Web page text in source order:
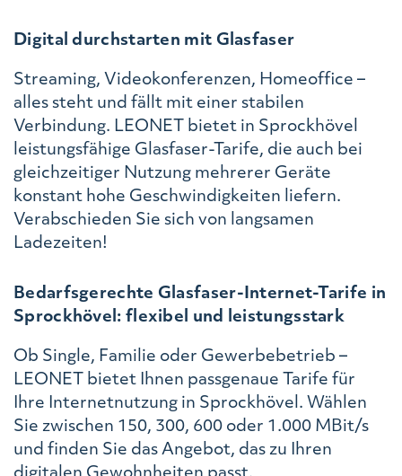
Digital durchstarten mit Glasfaser
Streaming, Videokonferenzen, Homeoffice –
alles steht und fällt mit einer stabilen
Verbindung. LEONET bietet in Sprockhövel
leistungsfähige Glasfaser-Tarife, die auch bei
gleichzeitiger Nutzung mehrerer Geräte
konstant hohe Geschwindigkeiten liefern.
Verabschieden Sie sich von langsamen
Ladezeiten!
Bedarfsgerechte Glasfaser-Internet-Tarife in
Sprockhövel: flexibel und leistungsstark
Ob Single, Familie oder Gewerbebetrieb –
LEONET bietet Ihnen passgenaue Tarife für
Ihre Internetnutzung in Sprockhövel. Wählen
Sie zwischen 150, 300, 600 oder 1.000 MBit/s
und finden Sie das Angebot, das zu Ihren
digitalen Gewohnheiten passt.